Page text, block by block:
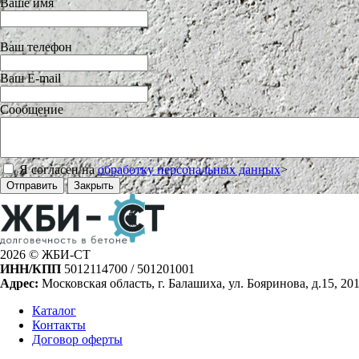
Ваше имя
Ваш телефон
Ваш E-mail
Сообщение
Я согласен наобработку персональных данных>
Отправить Закрыть
2026 © ЖБИ-СТ
ИНН/КПП 5012114700 / 501201001
Адрес: Московская область, г. Балашиха, ул. Бояринова, д.15, 201
Каталог
Контакты
Договор оферты